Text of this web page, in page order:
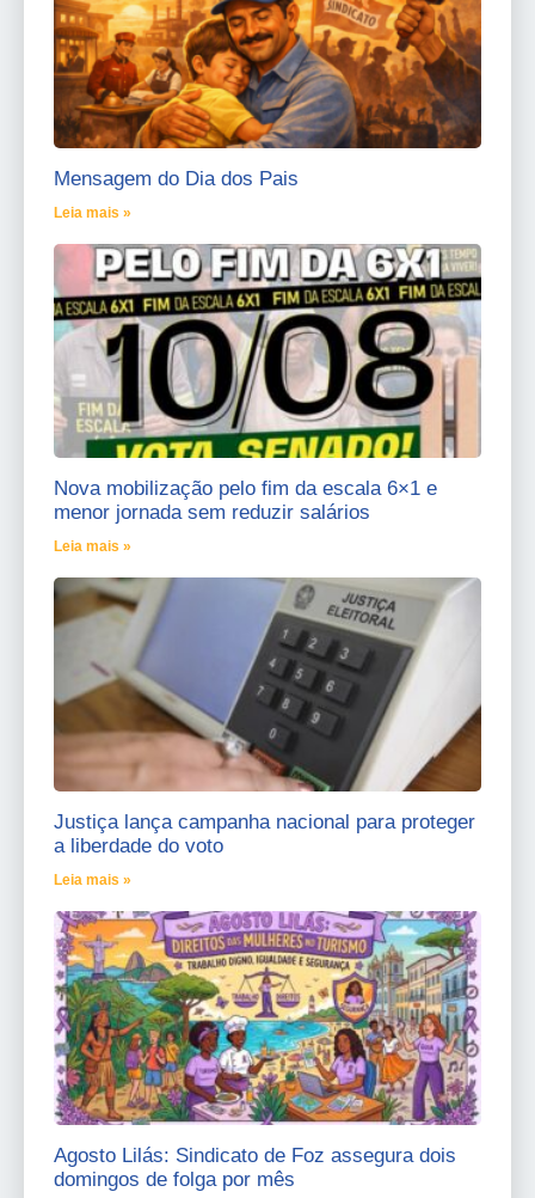
Mensagem do Dia dos Pais
Leia mais »
Nova mobilização pelo fim da escala 6×1 e
menor jornada sem reduzir salários
Leia mais »
Justiça lança campanha nacional para proteger
a liberdade do voto
Leia mais »
Agosto Lilás: Sindicato de Foz assegura dois
domingos de folga por mês